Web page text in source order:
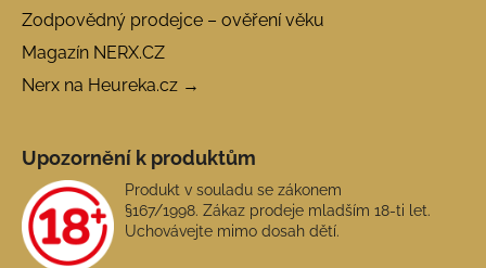
Zodpovědný prodejce – ověření věku
Magazín NERX.CZ
Nerx na Heureka.cz →
Upozornění k produktům
Produkt v souladu se zákonem
§167/1998. Zákaz prodeje mladším 18-ti let.
Uchovávejte mimo dosah dětí.